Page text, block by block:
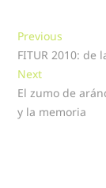
de
entradas
Previous
post:
FITUR 2010: de
NextNext
post:
El zumo de
y la memoria